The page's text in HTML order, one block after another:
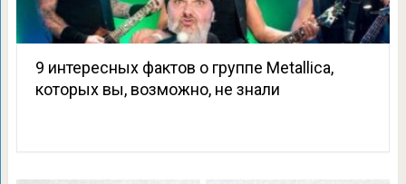
9 интересных фактов о группе Metallica,
которых вы, возможно, не знали